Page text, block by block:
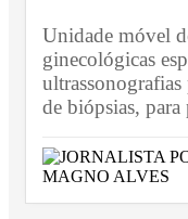
Unidade móvel
ginecológicas
de biópsias, para